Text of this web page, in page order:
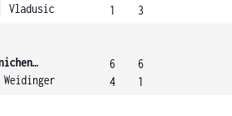
Vladusic
1
3
Kalenichenko
Weidinger
6
4
6
1